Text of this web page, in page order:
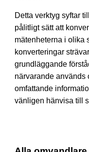
Detta verktyg syftar
pålitligt sätt att
mätenheterna i olika
konverteringar
grundläggande
närvarande används
omfattande
vänligen hänvisa till